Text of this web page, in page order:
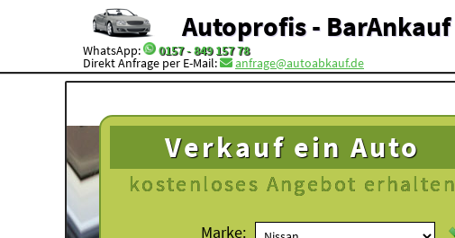
Autoprofis - BarAnkauf
WhatsApp: 0157 - 849 157 78
Direkt Anfrage per E-Mail: anfrage@autoabkauf.de
Verkauf ein Auto
kostenloses Angebot erhalten
Marke: